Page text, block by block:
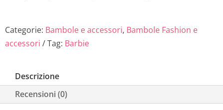
e
r
1
Categorie: Bambole e accessori, Bambole Fashion e
accessori
Tag: Barbie
Descrizione
Recensioni (0)